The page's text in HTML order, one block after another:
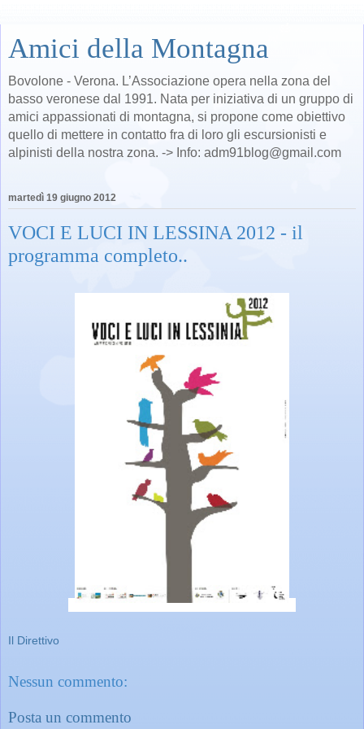
Amici della Montagna
Bovolone - Verona. L’Associazione opera nella zona del
basso veronese dal 1991. Nata per iniziativa di un gruppo di
amici appassionati di montagna, si propone come obiettivo
quello di mettere in contatto fra di loro gli escursionisti e
alpinisti della nostra zona. -> Info: adm91blog@gmail.com
martedì 19 giugno 2012
VOCI E LUCI IN LESSINA 2012 - il
programma completo..
Il Direttivo
Nessun commento:
Posta un commento